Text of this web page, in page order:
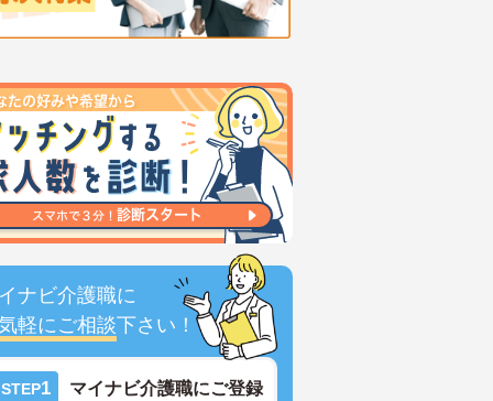
ナビ介護職に
軽にご相談下さい！
STEP1 マイナビ介護職にご登録